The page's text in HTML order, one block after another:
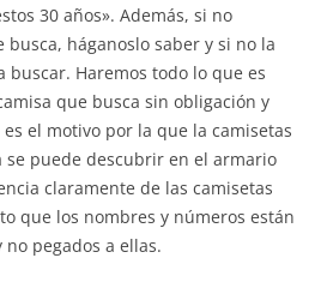
30 años». Además, si no
busca, háganoslo saber y si no la
buscar. Haremos todo lo que es
que busca sin obligación y
el motivo por la que la camisetas
puede descubrir en el armario
claramente de las camisetas
que los nombres y números están
pegados a ellas.